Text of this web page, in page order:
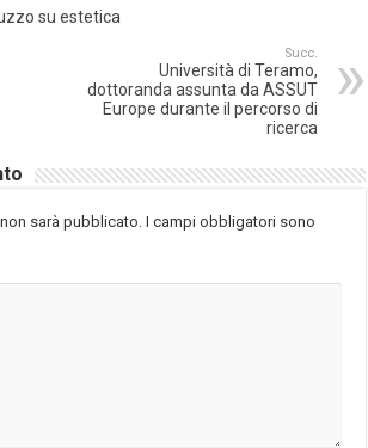
su estetica
Succ.
Università di Teramo,
dottoranda assunta da ASSUT
Europe durante il percorso di
ricerca
sarà pubblicato. I campi obbligatori sono